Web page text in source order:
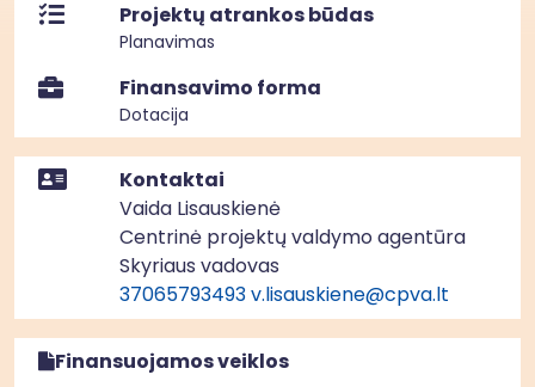
Projektų atrankos būdas
Planavimas
Finansavimo forma
Dotacija
Kontaktai
Vaida Lisauskienė
Centrinė projektų valdymo agentūra
Skyriaus vadovas
37065793493v.lisauskiene@cpva.lt
Finansuojamos veiklos